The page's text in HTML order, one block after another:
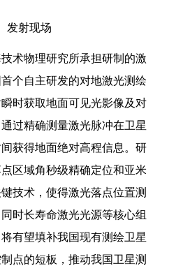
发射现场
物理研究所承担研制的激
个自主研发的对地激光测绘
时获取地面可见光影像及对
过精确测量激光脉冲在卫星
获得地面绝对高程信息。研
区域角秒级精确定位和亚米
技术，使得激光落点位置测
时长寿命激光光源等核心组
有望填补我国现有测绘卫星
点的短板，推动我国卫星测